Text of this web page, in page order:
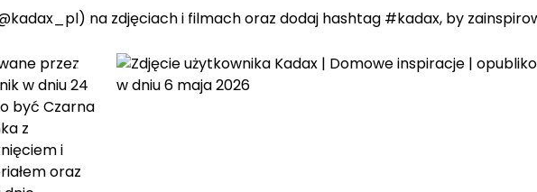
na zdjęciach i filmach oraz dodaj hashtag #kadax, by